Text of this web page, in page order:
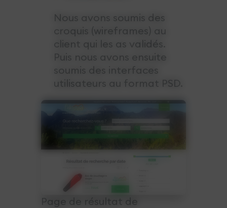
Nous avons soumis des
croquis (wireframes) au
client qui les as validés.
Puis nous avons ensuite
soumis des interfaces
utilisateurs au format PSD.
Page de résultat de